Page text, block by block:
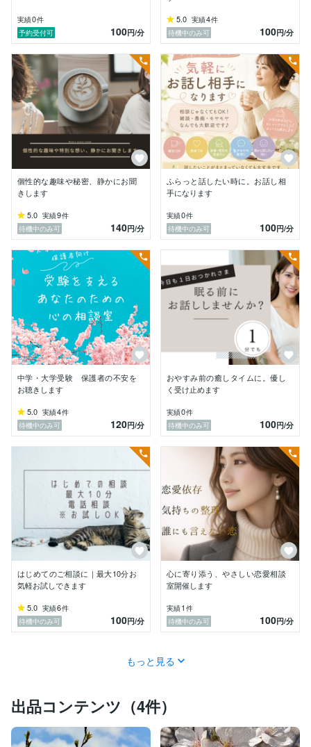
懸命に過ごしている方々の声に触れてきました。
またこれまで、
タロット占いを通して、知り合いやご紹介の方のご相談
もお受けしてきました。
未来を断定するためではなく、
今の心の状態を映し出し、
ご自身の本音にそっと光を当てるための時間として。
「自分の気持ちが、こんなところにあったのですね」
そう静かに気づかれる瞬間に、何度も立ち会ってきまし
た。
カードを通して心を見つめることも、
どちらも大切にしているのは
カードは、心を落ち着けて向き合える専用のお部屋をご
用意しています。
日常から少しだけ離れた静かな時間として、どうぞ安心
してお越しください。
否定せず、評価せず、
ただ寄り添う対話を心がけています。
◯このような方へ◯
・誰かに、ただ静かに話を聞いてほしい
・誰にも言えなかった悩みを、安心して打ち明けたい
・趣味や価値観を、否定せずに受け止めてほしい
・繊細な想いを、やさしく整理したい
・ただ甘えられる時間がほしい
・心を整え、次の一歩を見つけたい
・子どもの受験を前に、不安や焦りが強くなっている
・どう関わるのが正解かわからず、心が揺れてしまう
・つい感情的になってしまう
・誰にも弱音を吐けず、ひとりで抱えている
声に出しにくい不安や孤独を知っているからこそ、
どんな想いにも寄り添い、
否定せずお話を受け止めます。
心に余白が戻ってくる感覚を感じていただけたら嬉しい
どうぞ気負わずにお越しください。
あなたのペースで、
実績0件
予約受付可
100円/分
5.0 実績4件
待機中のみ可
100円/分
個性的な趣味や秘密、静かにお聞
きします
5.0 実績9件
待機中のみ可
140円/分
ふらっと話したい時に。お話し相
手になります
実績0件
待機中のみ可
100円/分
中学・大学受験 保護者の不安を
お聴きします
5.0 実績4件
待機中のみ可
120円/分
おやすみ前の癒しタイムに。優し
く受け止めます
実績0件
待機中のみ可
100円/分
はじめてのご相談に｜最大10分お
気軽お試しできます
5.0 実績6件
待機中のみ可
100円/分
心に寄り添う、やさしい恋愛相談
室開催します
実績1 件
待機中のみ可
100円/分
もっと見る
出品コンテンツ（4件）